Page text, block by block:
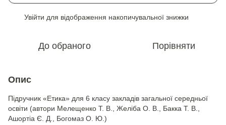
Увійти для відображення накопичувальної знижки
До обраного Порівняти
Опис
Підручник «Етика» для 6 класу закладів загальної середньої
освіти (автори Мелещенко Т. В., Желіба О. В., Бакка Т. В.,
Ашортіа Є. Д., Богомаз О. Ю.)